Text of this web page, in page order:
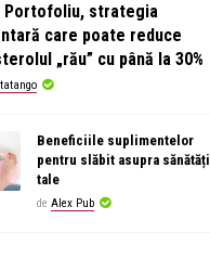
Portofoliu, strategia
care poate reduce
„rău” cu până la 30%
Beneficiile suplimentelor
pentru slăbit asupra
tale
de Alex Pub